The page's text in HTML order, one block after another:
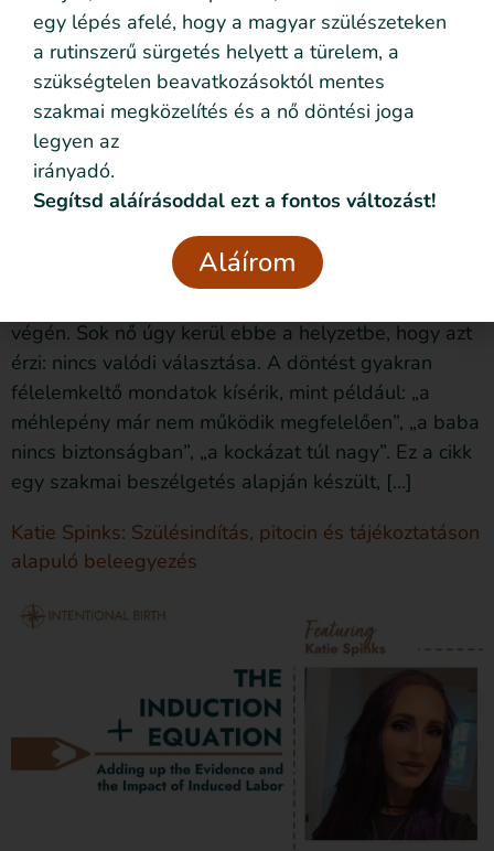
A szülésindítás napjainkban az egyik leggyakrabban
végén. Sok nő úgy kerül ebbe a helyzetbe, hogy azt
érzi: nincs valódi választása. A döntést gyakran
félelemkeltő mondatok kísérik, mint például: „a
méhlepény már nem működik megfelelően”, „a baba
nincs biztonságban”, „a kockázat túl nagy”. Ez a cikk
egy szakmai beszélgetés alapján készült, […]
Katie Spinks: Szülésindítás, pitocin és tájékoztatáson
alapuló beleegyezés
egy lépés afelé, hogy a magyar szülészeteken
a rutinszerű sürgetés helyett a türelem, a
szükségtelen beavatkozásoktól mentes
szakmai megközelítés és a nő döntési joga
legyen az
irányadó.
Segítsd aláírásoddal ezt a fontos változást!
Aláírom